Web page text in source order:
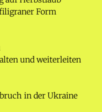
Form
und weiterleiten
in der Ukraine